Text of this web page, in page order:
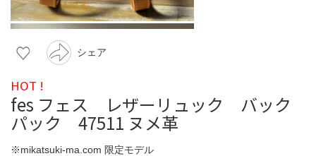
シェア
HOT !
fes フェス レザーリュック バック
パック 47511 ヌメ革
※mikatsuki-ma.com 限定モデル